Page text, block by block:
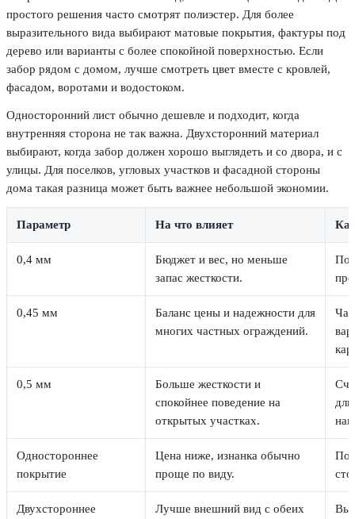
простого решения часто смотрят полиэстер. Для более
выразительного вида выбирают матовые покрытия, фактуры под
дерево или варианты с более спокойной поверхностью. Если
забор рядом с домом, лучше смотреть цвет вместе с кровлей,
фасадом, воротами и водостоком.
Односторонний лист обычно дешевле и подходит, когда
внутренняя сторона не так важна. Двухсторонний материал
выбирают, когда забор должен хорошо выглядеть и со двора, и с
улицы. Для поселков, угловых участков и фасадной стороны
дома такая разница может быть важнее небольшой экономии.
Параметр На что влияет
0,4 мм
Бюджет и вес, но меньше
запас жесткости.
0,45 мм
Баланс цены и надежности для
многих частных ограждений.
0,5 мм
Больше жесткости и
спокойнее поведение на
открытых участках.
Одностороннее
покрытие
Цена ниже, изнанка обычно
проще по виду.
Двухстороннее
Лучше внешний вид с обеих